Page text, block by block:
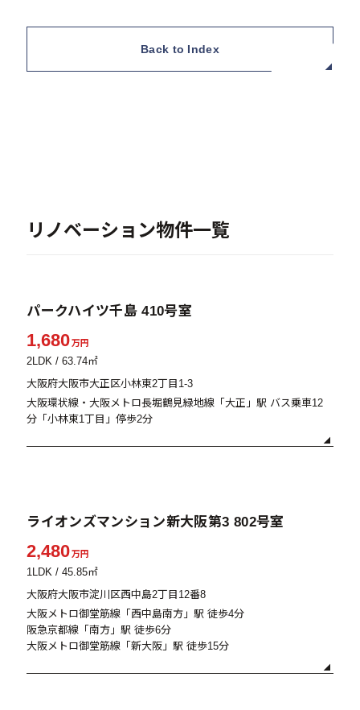
Back to Index
リノベーション物件一覧
パークハイツ千島 410号室
1,680万円
2LDK / 63.74㎡
大阪府大阪市大正区小林東2丁目1-3
大阪環状線・大阪メトロ長堀鶴見緑地線「大正」駅 バス乗車12
分「小林東1丁目」停歩2分
ライオンズマンション新大阪第3 802号室
2,480万円
1LDK / 45.85㎡
大阪府大阪市淀川区西中島2丁目12番8
大阪メトロ御堂筋線「西中島南方」駅 徒歩4分
阪急京都線「南方」駅 徒歩6分
大阪メトロ御堂筋線「新大阪」駅 徒歩15分